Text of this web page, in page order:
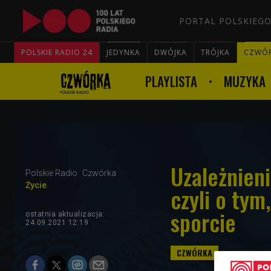
PORTAL
POLSKIE RADIO 24 JEDYNKA DWÓJKA TRÓJKA
PLAYLISTA MUZYKA
Polskie Radio
Czwórka
Życie
czyli o
sporcie
ostatnia aktualizacja:
24.09.2021 12:19